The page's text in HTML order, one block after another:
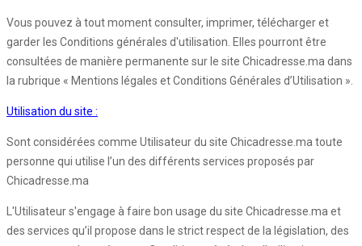
Vous pouvez à tout moment consulter, imprimer, télécharger et
garder les Conditions générales d'utilisation. Elles pourront être
consultées de manière permanente sur le site Chicadresse.ma dans
la rubrique « Mentions légales et Conditions Générales d’Utilisation ».
Utilisation du site :
Sont considérées comme Utilisateur du site Chicadresse.ma toute
personne qui utilise l’un des différents services proposés par
Chicadresse.ma
L'Utilisateur s'engage à faire bon usage du site Chicadresse.ma et
des services qu’il propose dans le strict respect de la législation, des